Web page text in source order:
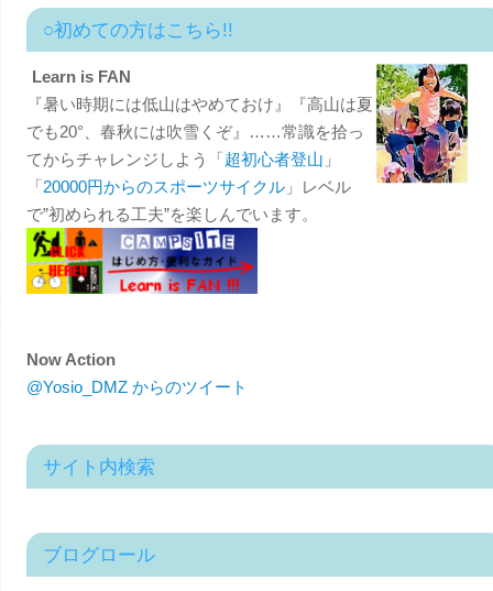
○初めての方はこちら!!
Learn is FAN
『暑い時期には低山はやめておけ』『高山は夏
でも20°、春秋には吹雪くぞ』……常識を拾っ
てからチャレンジしよう「超初心者登山 」
「20000円からのスポーツサイクル」レベル
で”初められる工夫”を楽しんでいます。
Now Action
@Yosio_DMZ からのツイート
サイト内検索
ブログロール